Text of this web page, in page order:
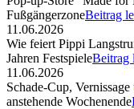
FußgängerzoneBeitrag
11.06.2026
Wie feiert Pippi
Jahren FestspieleBeitrag
11.06.2026
Schade-Cup,
anstehende Wochenende